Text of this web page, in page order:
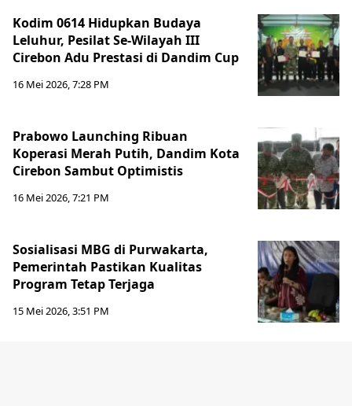
Kodim 0614 Hidupkan Budaya
Leluhur, Pesilat Se-Wilayah III
Cirebon Adu Prestasi di Dandim Cup
16 Mei 2026, 7:28 PM
Prabowo Launching Ribuan
Koperasi Merah Putih, Dandim Kota
Cirebon Sambut Optimistis
16 Mei 2026, 7:21 PM
Sosialisasi MBG di Purwakarta,
Pemerintah Pastikan Kualitas
Program Tetap Terjaga
15 Mei 2026, 3:51 PM